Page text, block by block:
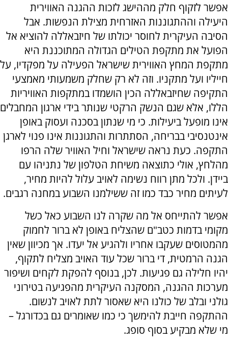
אפשר לזקוף חלק מההישג לזכות ההגנה האווירית
היעילה וההתגוננות האזרחית מצילת הנפשות. אבל
הסיבה העיקרית לחוסר יכולתו של חיזבאללה להוציא אל
הפועל את מתקפת הטילים הגדולה המתוכננת היא
מתקפת המחץ האווירית שישראל הפעילה על מפקדיו, על
חייליו ועל מתקניו. וזה לא רק שחלק משמעותי מאמצעי
התקיפה שחיזבאללה הכין הושמדו במתקפות האוויריות
הללו, אלא שגם הנשק הרקטי שנותר בידי ארגון המחבלים
אינו מופעל ביעילות. כי מי שנתון בסכנה ועסוק באופן
אינטנסיבי בבריחה, הסתתרות והתגוננות אינו פנוי לארגן
התקפה. כעת נראה שישראל וחיל האוויר שלה הרפו
מהלחץ, אולי כתוצאה משיחת הטלפון של נתניהו עם
ביידן. ולכל מתן רווח נשימה לאויב עלול להיות מחיר,
לעיתים מחיר כבד כמו זה ששילמנו השבוע במחנה רגבים.
אפשר להתייחס אל מה שקרה לנו השבוע כאל כשל
מקומי בדמות כטב"ם שהצליח באופן לא ברור לחמוק
מהמטוסים שעקבו אחריו ולהגיע אל יעדו. אך מכיוון שאין
הגנה הרמטית, די ברור שכל עוד האויב מצליח לתקוף,
יהיו חלילה גם פגיעות. לכן, בנוסף להפקת לקחים ושיפור
מערכות ההגנה, המסקנה העיקרית מהפגיעה בטירוני
גולני ובלב של כולנו היא שאסור לתת לאויב לנשום.
ההתקפה חייבת להימשך כי כמו שאומרים גם בכדורגל –
מי שלא מבקיע בסוף סופג.